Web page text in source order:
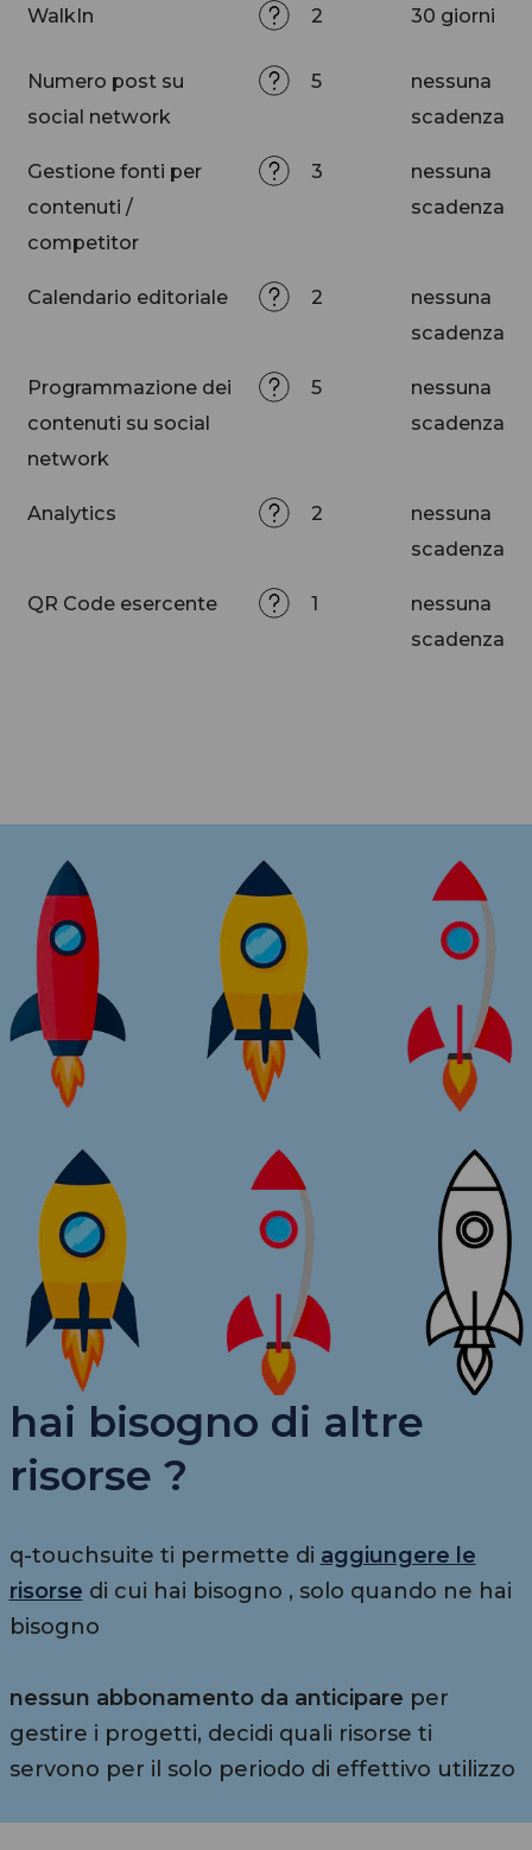
WalkIn 2 30 giorni
Numero post su
social network
5
nessuna
scadenza
Gestione fonti per
contenuti /
competitor
3
nessuna
scadenza
Calendario editoriale 2
nessuna
scadenza
Programmazione dei
contenuti su social
network
5
nessuna
scadenza
Analytics 2
nessuna
scadenza
QR Code esercente 1
nessuna
scadenza
hai bisogno di altre
risorse ?
q-touchsuite ti permette di aggiungere le
risorse di cui hai bisogno , solo quando ne hai
bisogno
nessun abbonamento da anticipare per
gestire i progetti, decidi quali risorse ti
servono per il solo periodo di effettivo utilizzo